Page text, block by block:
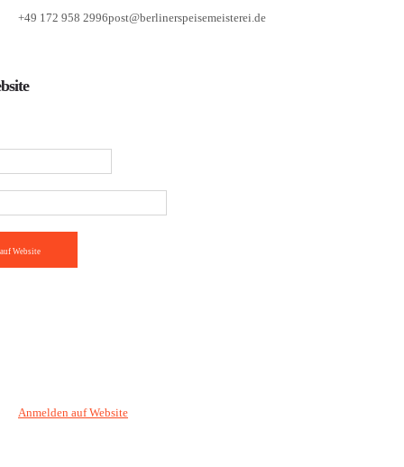
+49 172 958 2996post@berlinerspeisemeisterei.de
Website
Anmelden auf Website